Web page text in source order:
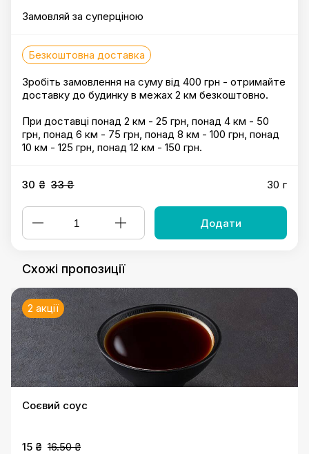
Замовляй за суперціною
Безкоштовна доставка
Зробіть замовлення на суму від 400 грн - отримайте
доставку до будинку в межах 2 км безкоштовно.
При доставці понад 2 км - 25 грн, понад 4 км - 50
грн, понад 6 км - 75 грн, понад 8 км - 100 грн, понад
10 км - 125 грн, понад 12 км - 150 грн.
30 ₴ 33 ₴ 30 г
Додати
Схожі пропозиції
2 акції
Соєвий соус
15 ₴ 16.50 ₴